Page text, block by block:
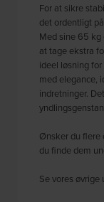
For at sikre
det ordentligt
Med sine 65 kg
at tage ekstra
ideel løsning
med elegance,
indretninger.
Ønsker du flere
du finde dem
Se vores